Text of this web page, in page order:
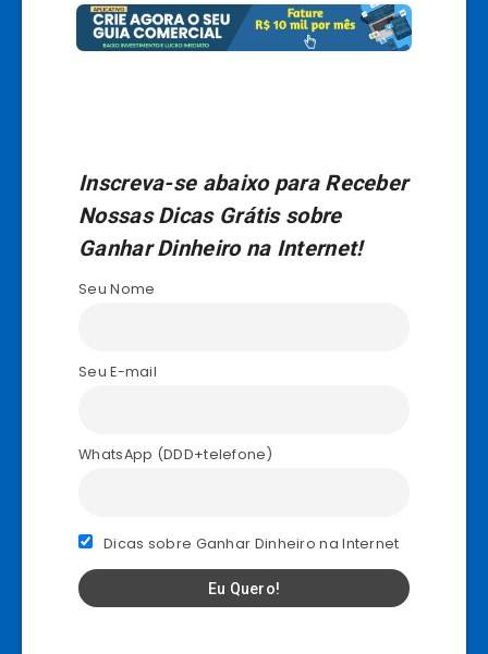
Inscreva-se abaixo para Receber
Nossas Dicas Grátis sobre
Ganhar Dinheiro na Internet!
Seu Nome
Seu E-mail
WhatsApp (DDD+telefone)
Dicas sobre Ganhar Dinheiro na Internet